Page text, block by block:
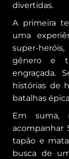
divertidas.
A primeira
uma
super-
gênero e
engraçada.
histórias de
batalhas
Em suma,
acompanhar
tapão e
busca de